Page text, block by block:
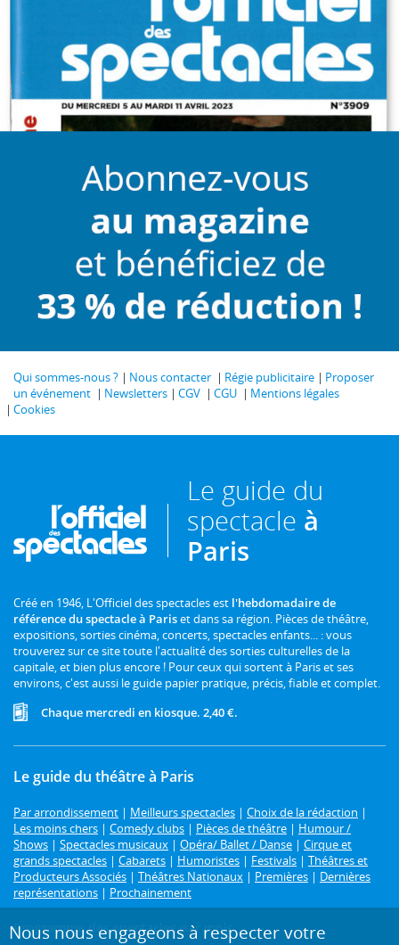
Qui sommes-nous ? Nous contacter Régie publicitaire
Proposer
un événement
Newsletters CGV CGU
Mentions légales
Cookies
Le guide du
spectacle à
Paris
Créé en 1946, L'Officiel des spectacles est l'hebdomadaire de
référence du spectacle à Pariset dans sa région. Pièces de théâtre,
expositions, sorties cinéma, concerts, spectacles enfants... : vous
trouverez sur ce site toute l'actualité des sorties culturelles de la
capitale, et bien plus encore ! Pour ceux qui sortent à Paris et ses
environs, c'est aussi le guide papier pratique, précis, fiable et complet.
Chaque mercredi en kiosque. 2,40 €.
Le guide du théâtre à Paris
Par arrondissement | Meilleurs spectacles | Choix de la rédaction |
Les moins chers | Comedy clubs | Pièces de théâtre | Humour /
Shows | Spectacles musicaux | Opéra/ Ballet / Danse | Cirque et
grands spectacles | Cabarets | Humoristes | Festivals | Théâtres et
Producteurs Associés | Théâtres Nationaux | Premières | Dernières
représentations | Prochainement
Programme des spectacles par mois
Nous nous engageons à respecter votre